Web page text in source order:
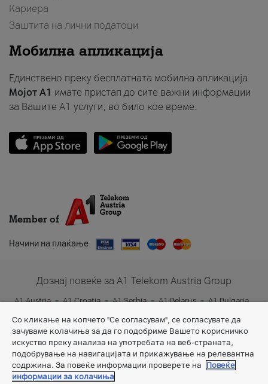
Кариера
Заштита на лични податоци
Мобилна апликација
Единствено преку бесплатната мобилна апликација
Мојот A1 имате пристап до сите важни информации
за Вашите A1 услуги, во било кое време.
Member of
Начини на плаќање
Дознај повеќе за A1 Telekom Austria Group
A1 Austria A1 Croatia A1 Serbia A1 Belarus
A1 Bulgaria
A1 Slovenia
A1 Digital
Со кликање на копчето "Се согласувам", се согласувате да
зачуваме колачиња за да го подобриме Вашето корисничко
искуство преку анализа на употребата на веб-страната,
подобрување на навигацијата и прикажување на релевантна
содржина. За повеќе информации проверете на
Повеќе
информации за колачиња